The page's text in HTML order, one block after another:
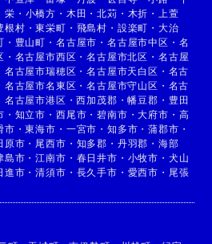
栄 ・ 小橋方 ・ 木田 ・北苅 ・ 木折 ・
上萱
根村 ・東栄町 ・ 飛島村 ・ 設楽町 ・ 大治
・ 豊山町 ・ 名古屋市 ・ 名古屋市中区 ・ 名
・ 名古屋市西区 ・名古屋市北区 ・ 名古屋
名古屋市瑞穂区 ・名古屋市天白区 ・ 名古
名古屋市名東区 ・名古屋市守山区 ・ 名古
名古屋市港区 ・西加茂郡 ・幡豆郡 ・ 豊田
・ 知立市 ・ 西尾市 ・碧南市 ・大府市 ・ 高
市 ・東海市 ・ 一宮市 ・ 知多市 ・蒲郡市 ・
原市 ・ 尾西市 ・ 知多郡 ・ 丹羽郡 ・ 海部
島市 ・江南市 ・ 春日井市 ・ 小牧市 ・ 犬山
進市 ・清須市 ・ 長久手市 ・ 愛西市 ・ 尾張